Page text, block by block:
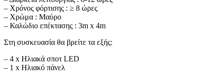
– Χρόνος φόρτισης : ≥ 8 ώρες
– Χρώμα : Μαύρο
– Καλώδιο επέκτασης : 3m x 4m
Στη συσκευασία θα βρείτε τα εξής:
– 4 x Ηλιακά σποτ LED
– 1 x Ηλιακό πάνελ